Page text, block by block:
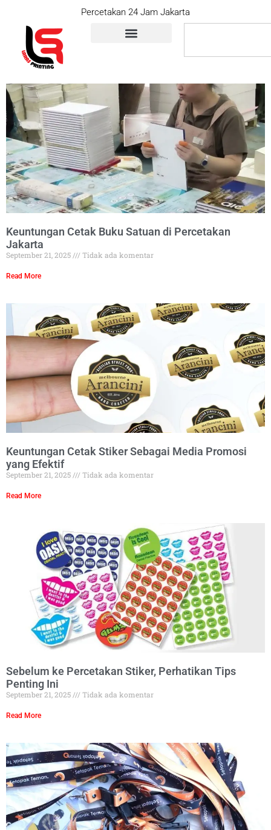
Percetakan 24 Jam Jakarta
Keuntungan Cetak Buku Satuan di Percetakan
Jakarta
September 21, 2025 Tidak ada komentar
Read More
Keuntungan Cetak Stiker Sebagai Media Promosi
yang Efektif
September 21, 2025 Tidak ada komentar
Read More
Sebelum ke Percetakan Stiker, Perhatikan Tips
Penting Ini
September 21, 2025 Tidak ada komentar
Read More